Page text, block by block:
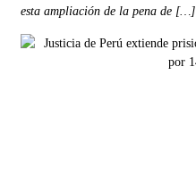
esta ampliación de la pena de […]